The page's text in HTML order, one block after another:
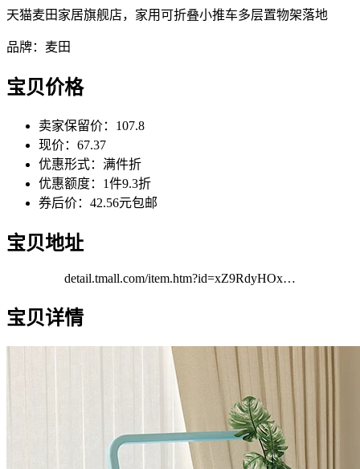
天猫麦田家居旗舰店，家用可折叠小推车多层置物架落地
品牌：麦田
宝贝价格
卖家保留价：107.8
现价：67.37
优惠形式：满件折
优惠额度：1件9.3折
券后价：42.56元包邮
宝贝地址
detail.tmall.com/item.htm?id=xZ9RdyHOx…
宝贝详情